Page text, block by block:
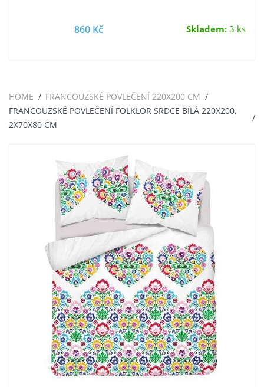
860 Kč Skladem:3 ks
HOME
FRANCOUZSKÉ POVLEČENÍ 220X200 CM
FRANCOUZSKÉ POVLEČENÍ FOLKLOR SRDCE BÍLÁ 220X200,
2X70X80 CM